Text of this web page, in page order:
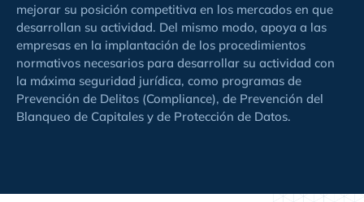
mejorar su posición competitiva en los mercados en que
desarrollan su actividad. Del mismo modo, apoya a las
empresas en la implantación de los procedimientos
normativos necesarios para desarrollar su actividad con
la máxima seguridad jurídica, como programas de
Prevención de Delitos (Compliance), de Prevención del
Blanqueo de Capitales y de Protección de Datos.